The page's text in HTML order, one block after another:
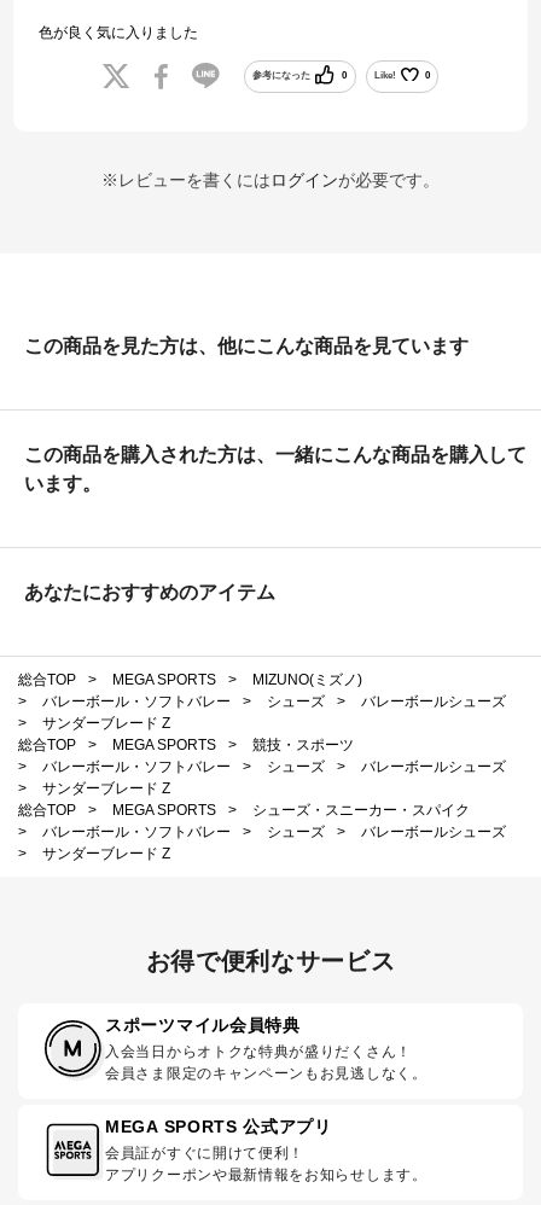
色が良く気に入りました
参考になった 0 Like! 0
※レビューを書くにはログインが必要です。
この商品を見た方は、他にこんな商品を見ています
この商品を購入された方は、一緒にこんな商品を購入して
います。
あなたにおすすめのアイテム
総合TOP > MEGA SPORTS >
MIZUNO(ミズノ)
>
バレーボール・ソフトバレー > シューズ >
バレーボールシューズ
>
サンダーブレード Z
総合TOP
> MEGA SPORTS >
競技・スポーツ
>
バレーボール・ソフトバレー > シューズ >
バレーボールシューズ
>
サンダーブレード Z
総合TOP
> MEGA SPORTS >
シューズ・スニーカー・スパイク
>
バレーボール・ソフトバレー > シューズ >
バレーボールシューズ
>
サンダーブレード Z
お得で便利なサービス
スポーツマイル会員特典
入会当日からオトクな特典が盛りだくさん！
会員さま限定のキャンペーンもお見逃しなく。
MEGA SPORTS 公式アプリ
会員証がすぐに開けて便利！
アプリクーポンや最新情報をお知らせします。